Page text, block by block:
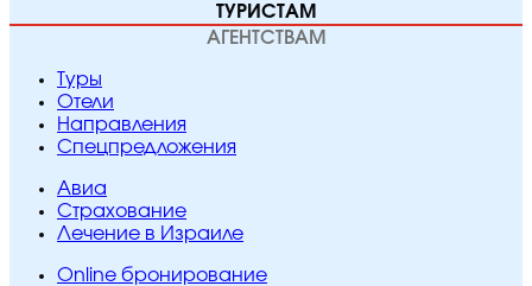
ТУРИСТАМ
АГЕНТСТВАМ
Туры
Отели
Направления
Спецпредложения
Авиа
Страхование
Лечение в Израиле
Online бронирование